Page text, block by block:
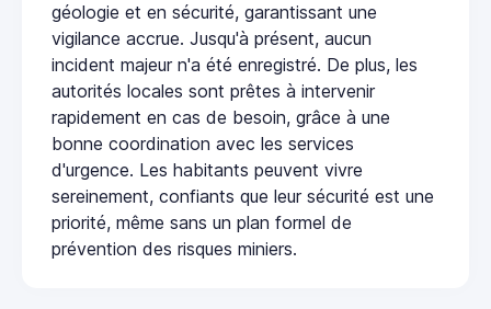
géologie et en sécurité, garantissant une
vigilance accrue. Jusqu'à présent, aucun
incident majeur n'a été enregistré. De plus, les
autorités locales sont prêtes à intervenir
rapidement en cas de besoin, grâce à une
bonne coordination avec les services
d'urgence. Les habitants peuvent vivre
sereinement, confiants que leur sécurité est une
priorité, même sans un plan formel de
prévention des risques miniers.